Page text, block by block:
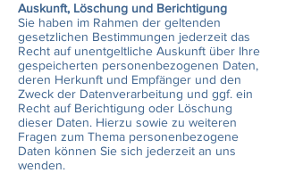
Auskunft, Löschung und Berichtigung
Sie haben im Rahmen der geltenden
gesetzlichen Bestimmungen jederzeit das
Recht auf unentgeltliche Auskunft über Ihre
gespeicherten personenbezogenen Daten,
deren Herkunft und Empfänger und den
Zweck der Datenverarbeitung und ggf. ein
Recht auf Berichtigung oder Löschung
dieser Daten. Hierzu sowie zu weiteren
Fragen zum Thema personenbezogene
Daten können Sie sich jederzeit an uns
wenden.